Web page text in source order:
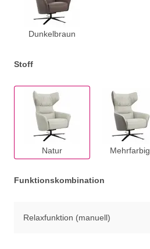
Dunkelbraun
Stoff
Natur Mehrfarbig
Funktionskombination
Relaxfunktion (manuell)